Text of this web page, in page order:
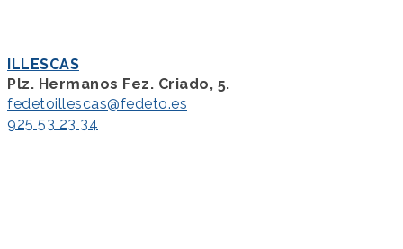
ILLESCAS
Plz. Hermanos Fez. Criado, 5.
fedetoillescas@fedeto.es
925 53 23 34